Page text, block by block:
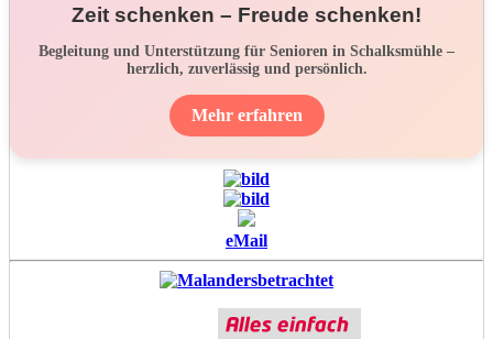
Zeit schenken – Freude schenken!
Begleitung und Unterstützung für Senioren in Schalksmühle –
herzlich, zuverlässig und persönlich.
Mehr erfahren
eMail